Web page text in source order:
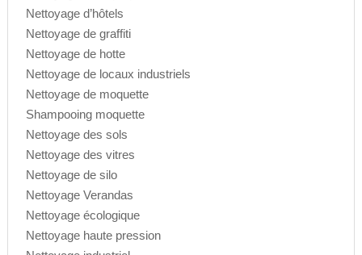
Nettoyage d’hôtels
Nettoyage de graffiti
Nettoyage de hotte
Nettoyage de locaux industriels
Nettoyage de moquette
Shampooing moquette
Nettoyage des sols
Nettoyage des vitres
Nettoyage de silo
Nettoyage Verandas
Nettoyage écologique
Nettoyage haute pression